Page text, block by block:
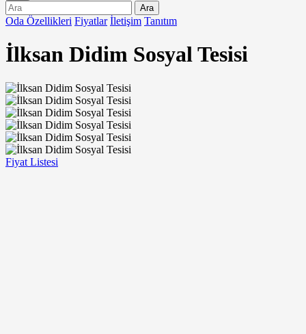
Ara
Oda Özellikleri Fiyatlar İletişim Tanıtım
İlksan Didim Sosyal Tesisi
Fiyat Listesi